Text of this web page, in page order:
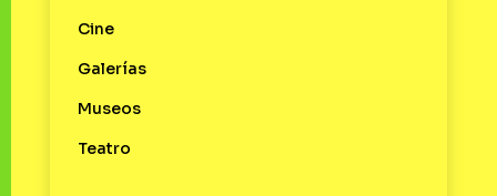
Cine
Galerías
Museos
Teatro